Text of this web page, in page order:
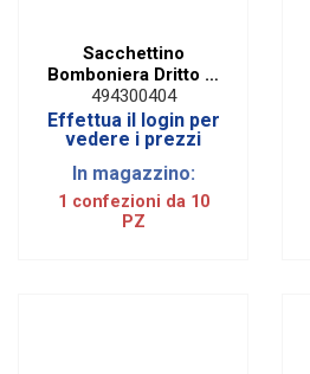
Sacchettino
Bomboniera Dritto in
Cotone Celeste (10
PZ)
494300404
Effettua il login per
vedere i prezzi
In magazzino:
1 confezioni da 10
PZ